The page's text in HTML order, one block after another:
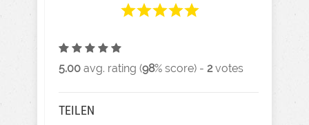
5.00 avg. rating (98% score) - 2votes
TEILEN